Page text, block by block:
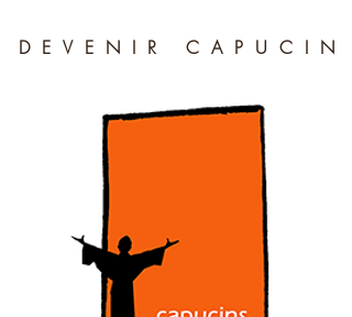
DEVENIR CAPUCIN